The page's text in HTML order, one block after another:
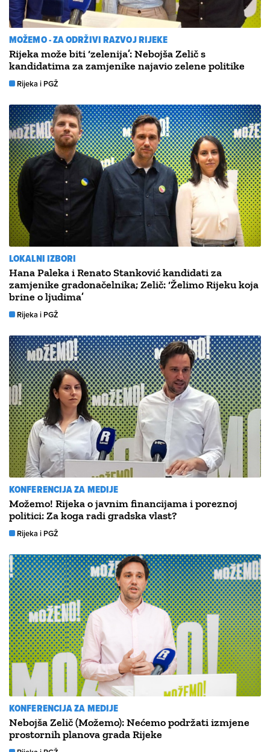
MOŽEMO - ZA ODRŽIVI RAZVOJ RIJEKE
Rijeka može biti ‘zelenija’: Nebojša Zelič s
kandidatima za zamjenike najavio zelene politike
Rijeka i PGŽ
LOKALNI IZBORI
Hana Paleka i Renato Stanković kandidati za
zamjenike gradonačelnika; Zelič: ‘Želimo Rijeku koja
brine o ljudima’
Rijeka i PGŽ
KONFERENCIJA ZA MEDIJE
Možemo! Rijeka o javnim financijama i poreznoj
politici: Za koga radi gradska vlast?
Rijeka i PGŽ
KONFERENCIJA ZA MEDIJE
Nebojša Zelič (Možemo): Nećemo podržati izmjene
prostornih planova grada Rijeke